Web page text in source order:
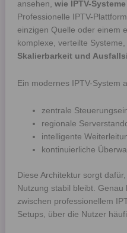
ansehen, wie IPTV-
Professionelle IPTV-
einzigen Quelle oder einem
komplexe, verteilte
Skalierbarkeit und
Ein modernes IPTV-System
zentrale
regionale
intelligente
kontinuierliche
Diese Architektur sorgt
Nutzung stabil bleibt.
zwischen professionellem
Setups, über die Nutzer